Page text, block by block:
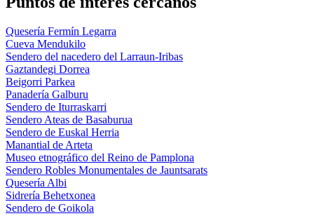
Quesería Fermín Legarra
Cueva Mendukilo
Sendero del nacedero del Larraun-Iribas
Gaztandegi Dorrea
Beigorri Parkea
Panadería Galburu
Sendero de Iturraskarri
Sendero Ateas de Basaburua
Sendero de Euskal Herria
Manantial de Arteta
Museo etnográfico del Reino de Pamplona
Sendero Robles Monumentales de Jauntsarats
Quesería Albi
Sidrería Behetxonea
Sendero de Goikola